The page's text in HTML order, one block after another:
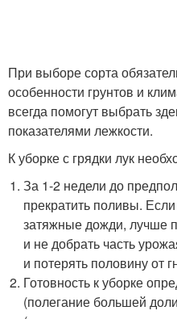
При выборе сорта
особенности грунтов и
всегда помогут выбрать
показателями лежкости.
К уборке с грядки лук
За 1-2 недели до
прекратить поливы.
затяжные дожди, лучше
и не добрать часть
и потерять половину от
Готовность к уборке
(полегание большей